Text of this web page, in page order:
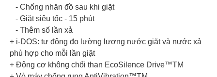
- Chống nhăn đồ sau khi giặt
- Giặt siêu tốc - 15 phút
- Thêm số lần xả
+ i-DOS: tự động đo lường lượng nước giặt và nước xả
phù hợp cho mỗi lần giặt
+ Động cơ không chổi than EcoSilence Drive™TM